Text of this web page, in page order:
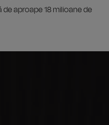
aproape 18 milioane de